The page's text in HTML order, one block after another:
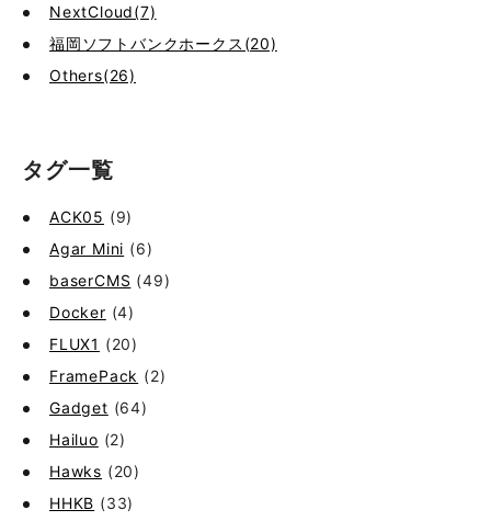
NextCloud(7)
福岡ソフトバンクホークス(20)
Others(26)
タグ一覧
ACK05 (9)
Agar Mini (6)
baserCMS (49)
Docker (4)
FLUX1 (20)
FramePack (2)
Gadget (64)
Hailuo (2)
Hawks (20)
HHKB (33)